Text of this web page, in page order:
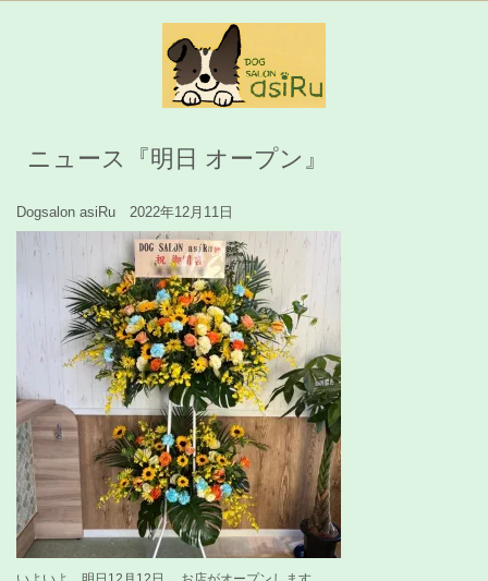
ニュース『明日 オープン』
Dogsalon asiRu 2022年12月11日